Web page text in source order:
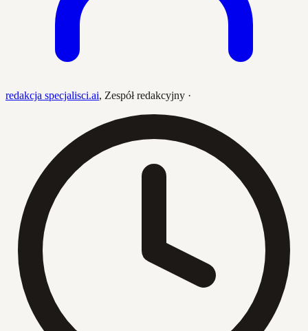
redakcja specjalisci.ai, Zespół redakcyjny ·